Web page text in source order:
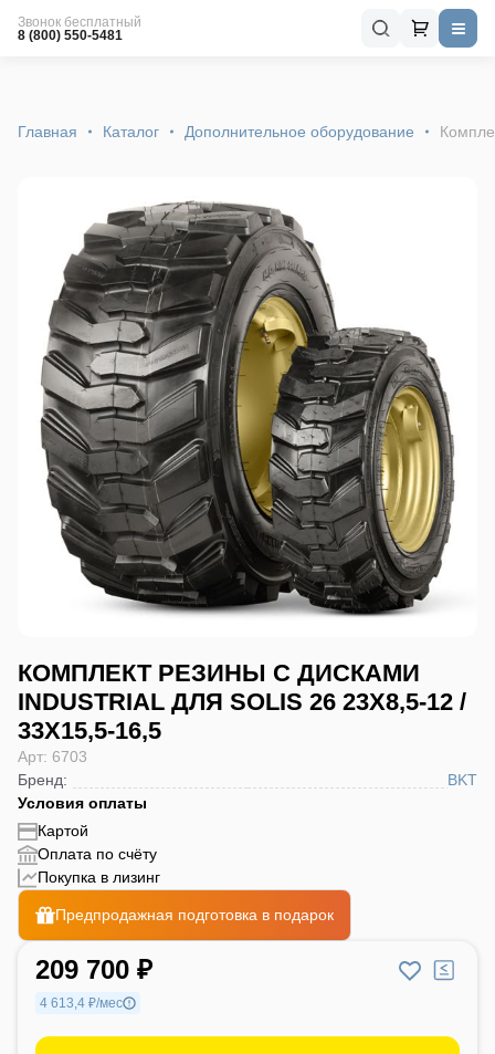
Звонок бесплатный
8 (800) 550-5481
Главная Каталог Дополнительное оборудование
КОМПЛЕКТ РЕЗИНЫ С ДИСКАМИ
INDUSTRIAL ДЛЯ SOLIS 26 23X8,5-12 /
33X15,5-16,5
Арт: 6703
Бренд:
BKT
Условия оплаты
Картой
Оплата по счёту
Покупка в лизинг
Предпродажная подготовка в подарок
209 700 ₽
4 613,4 ₽/мес